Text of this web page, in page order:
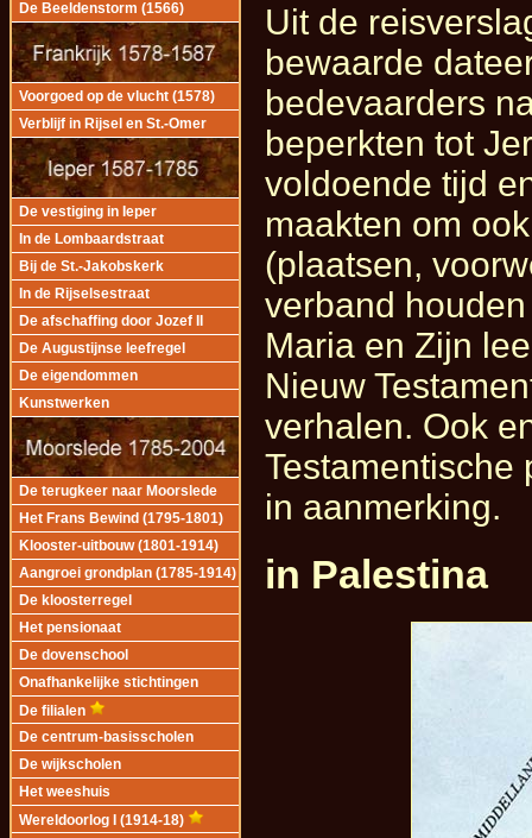
De Beeldenstorm (1566)
Voorgoed op de vlucht (1578)
Verblijf in Rijsel en St.-Omer
De vestiging in Ieper
In de Lombaardstraat
Bij de St.-Jakobskerk
In de Rijselsestraat
De afschaffing door Jozef II
De Augustijnse leefregel
De eigendommen
Kunstwerken
De terugkeer naar Moorslede
Het Frans Bewind (1795-1801)
Klooster-uitbouw (1801-1914)
Aangroei grondplan (1785-1914)
De kloosterregel
Het pensionaat
De dovenschool
Onafhankelijke stichtingen
De filialen
De centrum-basisscholen
De wijkscholen
Het weeshuis
Wereldoorlog I (1914-18)
Uit de
bewaarde
bedevaarders
beperkten tot
voldoende tijd
maakten om
(plaatsen,
verband
Maria en Zijn
Nieuw
verhalen. Ook
Testamentische
in aanmerking.
in Palestina